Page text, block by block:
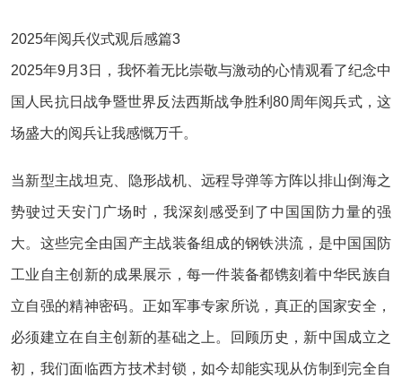
2025年阅兵仪式观后感篇3
2025年9月3日，我怀着无比崇敬与激动的心情观看了纪念中
国人民抗日战争暨世界反法西斯战争胜利80周年阅兵式，这
场盛大的阅兵让我感慨万千。
当新型主战坦克、隐形战机、远程导弹等方阵以排山倒海之
势驶过天安门广场时，我深刻感受到了中国国防力量的强
大。这些完全由国产主战装备组成的钢铁洪流，是中国国防
工业自主创新的成果展示，每一件装备都镌刻着中华民族自
立自强的精神密码。正如军事专家所说，真正的国家安全，
必须建立在自主创新的基础之上。回顾历史，新中国成立之
初，我们面临西方技术封锁，如今却能实现从仿制到完全自